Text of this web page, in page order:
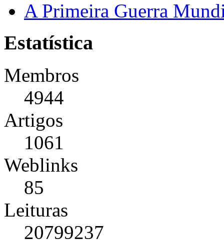
A Primeira Guerra
Estatística
Membros
4944
Artigos
1061
Weblinks
85
Leituras
20799237